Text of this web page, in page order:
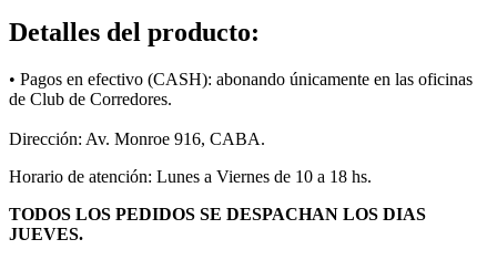
Detalles del producto:
• Pagos en efectivo (CASH): abonando únicamente en las oficinas
de Club de Corredores.
Dirección: Av. Monroe 916, CABA.
Horario de atención: Lunes a Viernes de 10 a 18 hs.
TODOS LOS PEDIDOS SE DESPACHAN LOS DIAS
JUEVES.